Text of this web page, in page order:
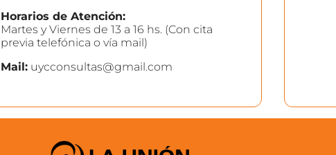
Horarios de Atención:
Martes y Viernes de 13 a 16 hs. (Con cita
previa telefónica o vía mail)
Mail: uycconsultas@gmail.com